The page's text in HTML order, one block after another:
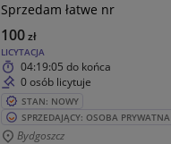
Sprzedam łatwe nr
LICYTACJA
100zł
04:19:05 do końca
0 osób licytuje
STAN: NOWY
SPRZEDAJĄCY: OSOBA PRYWATNA
Bydgoszcz